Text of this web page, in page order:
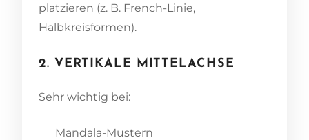
platzieren (z. B. French-Linie,
Halbkreisformen).
2. VERTIKALE MITTELACHSE
Sehr wichtig bei:
Mandala-Mustern